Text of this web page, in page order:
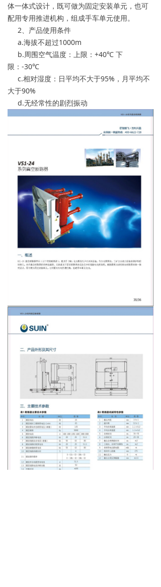
体一体式设计，既可做为固定安装单元，也可
配用专用推进机构，组成手车单元使用。
2、产品使用条件
a.海拔不超过1000m
b.周围空气温度：上限：+40℃ 下
限：-30℃
c.相对湿度：日平均不大于95%，月平均不
大于90%
d.无经常性的剧烈振动